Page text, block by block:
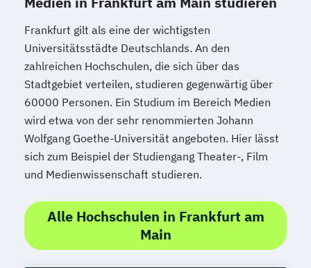
Frankfurt gilt als eine der wichtigsten
Universitätsstädte Deutschlands. An den
zahlreichen Hochschulen, die sich über das
Stadtgebiet verteilen, studieren gegenwärtig über
60000 Personen. Ein Studium im Bereich Medien
wird etwa von der sehr renommierten Johann
Wolfgang Goethe-Universität angeboten. Hier lässt
sich zum Beispiel der Studiengang Theater-, Film
und Medienwissenschaft studieren.
Alle Hochschulen in Frankfurt am
Main